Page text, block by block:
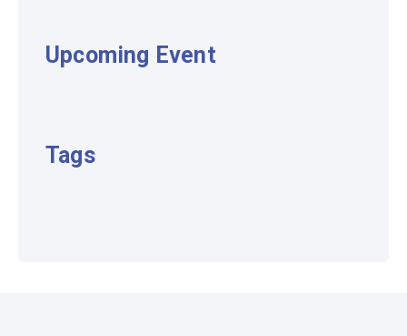
Upcoming Event
Tags